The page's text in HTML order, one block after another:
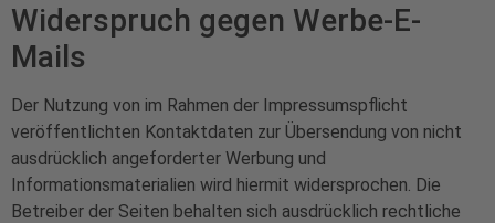
Widerspruch gegen Werbe-E-
Mails
Der Nutzung von im Rahmen der Impressumspflicht
veröffentlichten Kontaktdaten zur Übersendung von nicht
ausdrücklich angeforderter Werbung und
Informationsmaterialien wird hiermit widersprochen. Die
Betreiber der Seiten behalten sich ausdrücklich rechtliche